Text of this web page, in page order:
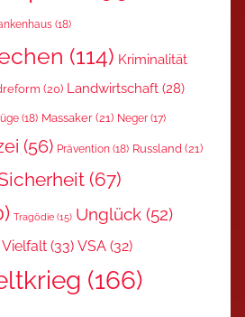
(18)
(114) Kriminalität
(20) Landwirtschaft (28)
(18) Massaker (21) Neger (17)
(56) Prävention (18) Russland (21)
(67)
Tragödie (15) Unglück (52)
Vielfalt (33) VSA (32)
(166)